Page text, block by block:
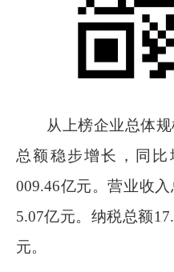
从上榜企业总体
总额稳步增长，同比
009.46亿元。营业收
5.07亿元。纳税总额
元。